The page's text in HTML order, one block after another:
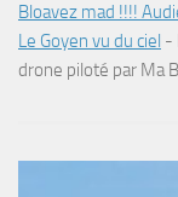
Bloavez mad !!!!
Le Goyen vu du ciel -
drone piloté par Ma